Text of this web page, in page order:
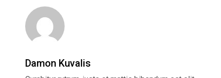
Damon Kuvalis